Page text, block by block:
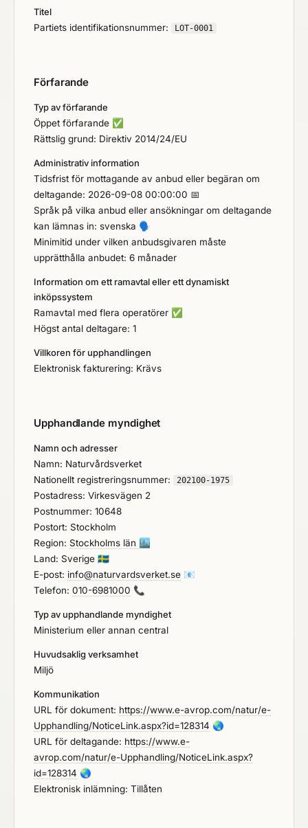
Titel
Partiets identifikationsnummer:
LOT-0001
Förfarande
Typ av förfarande
Öppet förfarande ✅
Rättslig grund: Direktiv 2014/24/EU
Administrativ information
Tidsfrist för mottagande av anbud eller begäran om
deltagande: 2026-09-08 00:00:00 📅
Språk på vilka anbud eller ansökningar om deltagande
kan lämnas in: svenska 🗣️
Minimitid under vilken anbudsgivaren måste
upprätthålla anbudet: 6 månader
Information om ett ramavtal eller ett dynamiskt
inköpssystem
Ramavtal med flera operatörer ✅
Högst antal deltagare: 1
Villkoren för upphandlingen
Elektronisk fakturering: Krävs
Upphandlande myndighet
Namn och adresser
Namn: Naturvårdsverket
Nationellt registreringsnummer:
202100-1975
Postadress: Virkesvägen 2
Postnummer: 10648
Postort: Stockholm
Region: Stockholms län 🏙️
Land: Sverige 🇸🇪
E-post: info@naturvardsverket.se 📧
Telefon: 010-6981000 📞
Typ av upphandlande myndighet
Ministerium eller annan central
Huvudsaklig verksamhet
Miljö
Kommunikation
URL för dokument: https://www.e-avrop.com/natur/e-
Upphandling/NoticeLink.aspx?id=128314 🌏
URL för deltagande: https://www.e-
avrop.com/natur/e-Upphandling/NoticeLink.aspx?
id=128314 🌏
Elektronisk inlämning: Tillåten